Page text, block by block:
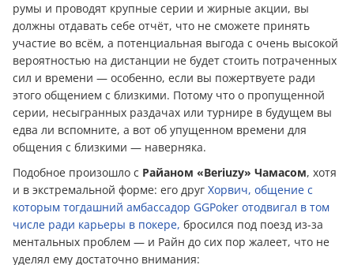
румы и проводят крупные серии и жирные акции, вы
должны отдавать себе отчёт, что не сможете принять
участие во всём, а потенциальная выгода с очень высокой
вероятностью на дистанции не будет стоить потраченных
сил и времени — особенно, если вы пожертвуете ради
этого общением с близкими. Потому что о пропущенной
серии, несыгранных раздачах или турнире в будущем вы
едва ли вспомните, а вот об упущенном времени для
общения с близкими — наверняка.
Подобное произошло с Райаном «Beriuzy» Чамасом, хотя
и в экстремальной форме: его друг Хорвич, общение с
которым тогдашний амбассадор GGPoker отодвигал в том
числе ради карьеры в покере, бросился под поезд из-за
ментальных проблем — и Райн до сих пор жалеет, что не
уделял ему достаточно внимания: